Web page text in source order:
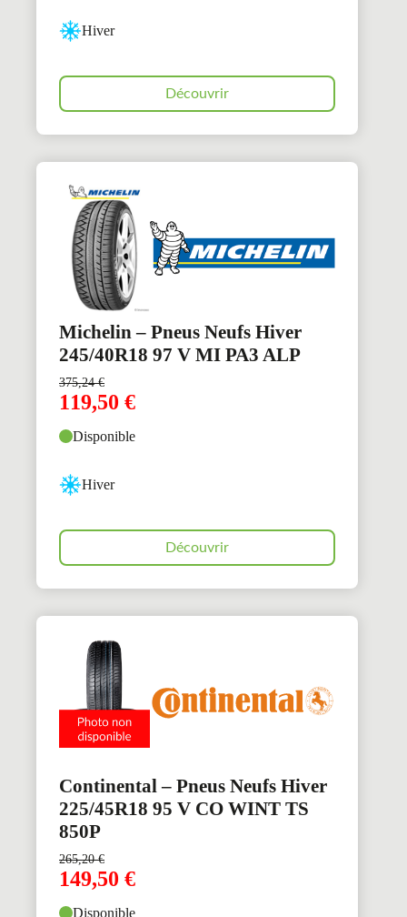
Hiver
Découvrir
Michelin – Pneus Neufs Hiver
245/40R18 97 V MI PA3 ALP
375,24€
119,50 €
Disponible
Hiver
Découvrir
Continental – Pneus Neufs Hiver
225/45R18 95 V CO WINT TS
850P
265,20€
149,50 €
Disponible